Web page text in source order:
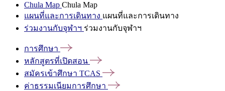
Chula Map Chula Map
แผนที่และการเดินทาง แผนที่และการเดินทาง
ร่วมงานกับจุฬาฯ ร่วมงานกับจุฬาฯ
การศึกษา
หลักสูตรที่เปิดสอน
สมัครเข้าศึกษา TCAS
ค่าธรรมเนียมการศึกษา